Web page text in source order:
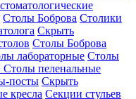
Столы Боброва Столики
Скрыть
Столы Боброва
лабораторные Столы
Столы пеленальные
посты Скрыть
кресла Секции стульев